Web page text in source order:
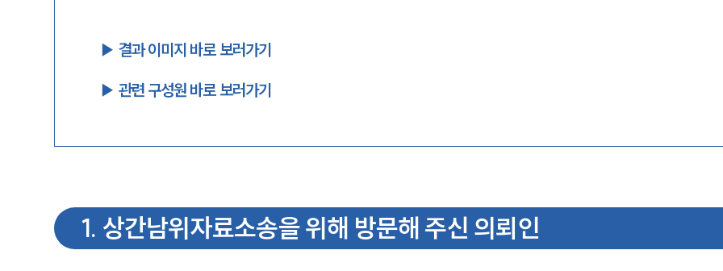
▶︎ 결과 이미지 바로 보러가기
▶︎ 관련 구성원 바로 보러가기
1. 상간남위자료소송을 위해 방문해 주신 의뢰인